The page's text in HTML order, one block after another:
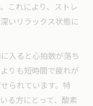
これにより、ストレ
いリラックス状態に
入ると心拍数が落ち
りも短時間で疲れが
られています。特
る方にとって、酸素